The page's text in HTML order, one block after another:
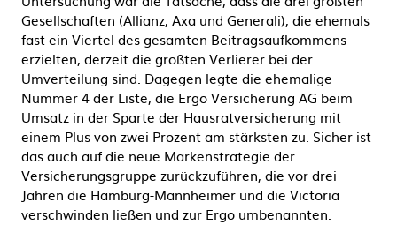
Gesellschaften (Allianz, Axa und Generali), die ehemals
fast ein Viertel des gesamten Beitragsaufkommens
erzielten, derzeit die größten Verlierer bei der
Umverteilung sind. Dagegen legte die ehemalige
Nummer 4 der Liste, die Ergo Versicherung AG beim
Umsatz in der Sparte der Hausratversicherung mit
einem Plus von zwei Prozent am stärksten zu. Sicher ist
das auch auf die neue Markenstrategie der
Versicherungsgruppe zurückzuführen, die vor drei
Jahren die Hamburg-Mannheimer und die Victoria
verschwinden ließen und zur Ergo umbenannten.